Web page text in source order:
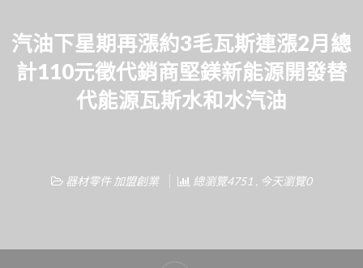
汽油下星期再漲約3毛瓦斯連漲2月總
計110元徵代銷商堅鎂新能源開發替
代能源瓦斯水和水汽油
器材零件 加盟創業 總瀏覽4751 , 今天瀏覽0